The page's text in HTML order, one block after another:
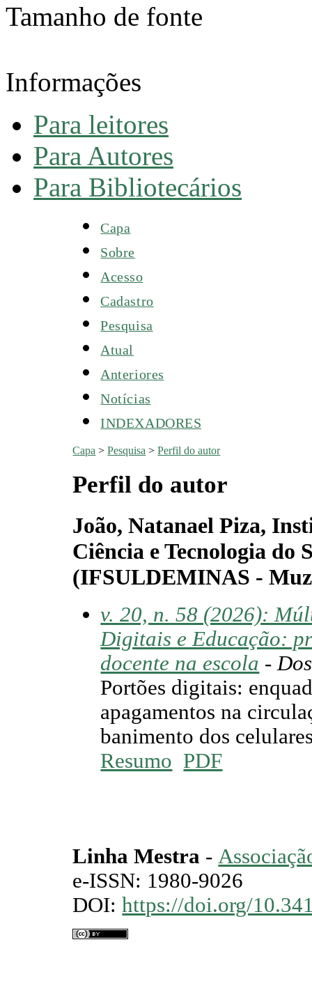
Tamanho de fonte
Informações
Para leitores
Para Autores
Para Bibliotecários
Capa
Sobre
Acesso
Cadastro
Pesquisa
Atual
Anteriores
Notícias
INDEXADORES
Capa >Pesquisa >Perfil do autor
Perfil do autor
João, Natanael Piza,
Ciência e Tecnologia do
(IFSULDEMINAS -
v. 20, n. 58 (2026):
Digitais e Educação:
docente na escola -
Portões digitais:
apagamentos na
banimento dos
Resumo PDF
Linha Mestra -
e-ISSN: 1980-9026
DOI:https://doi.org/